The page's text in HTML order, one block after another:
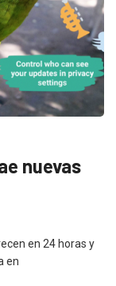
nuevas
en 24 horas y
en